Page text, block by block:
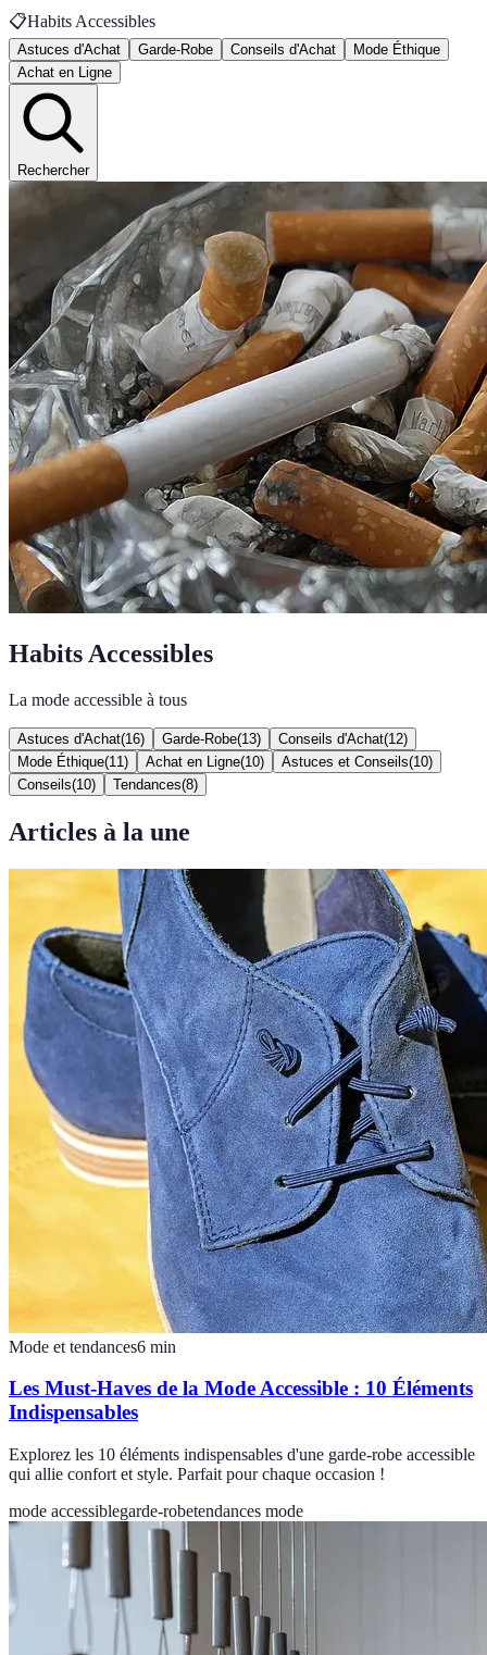
📋Habits Accessibles
Astuces d'Achat Garde-Robe Conseils d'Achat
Mode Éthique
Achat en Ligne
Rechercher
Habits Accessibles
La mode accessible à tous
Astuces d'Achat(16) Garde-Robe(13) Conseils d'Achat(12)
Mode Éthique(11 ) Achat en Ligne(10) Astuces et Conseils(10)
Conseils(10) Tendances(8)
Articles à la une
Mode et tendances6 min
Les Must-Haves de la Mode Accessible : 10 Éléments
Indispensables
Explorez les 10 éléments indispensables d'une garde-robe accessible
qui allie confort et style. Parfait pour chaque occasion !
mode accessiblegarde-robetendances mode